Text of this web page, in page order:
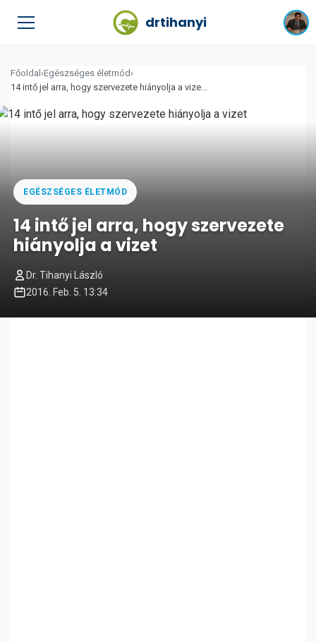
drtihanyi
Főoldal ›Egészséges életmód ›
14 intő jel arra, hogy szervezete hiányolja a vize...
EGÉSZSÉGES ÉLETMÓD
14 intő jel arra, hogy szervezete
hiányolja a vizet
Dr. Tihanyi László
2016. Feb. 5. 13:34